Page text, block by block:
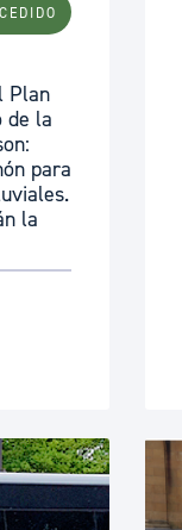
Actualidad
Avisos
Agenda cultural
Plan
de la
para
la